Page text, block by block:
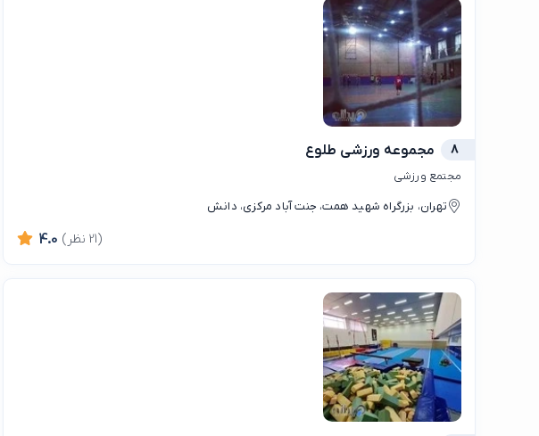
8 مجموعه ورزشی طلوع
مجتمع ورزشی
تهران، بزرگراه شهید همت، جنت آباد مرکزی، دانش
4.0 (21 نظر)